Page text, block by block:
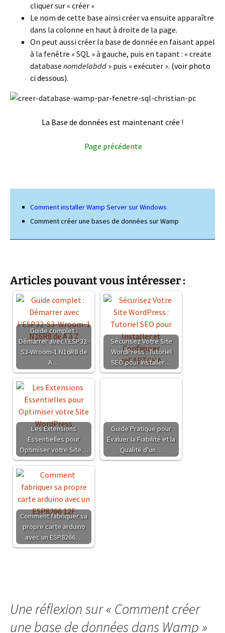
cliquer sur « créer »
Le nom de cette base ainsi créer va ensuite apparaître
dans la colonne en haut à droite de la page.
On peut aussi créer la base de donnée en faisant appel
à la fenêtre « SQL » à gauche, puis en tapant : « create
database nomdelabdd » puis « exécuter ». (voir photo
ci dessous).
La Base de données est maintenant crée !
Page précédente
Comment installer Wamp Server sur Windows
Comment créer une bases de données sur Wamp
Articles pouvant vous intéresser :
Guide complet :
Démarrer avec l'ESP32-
S3-Wroom-1 N16R8 de
A…
Sécurisez Votre Site
WordPress : Tutoriel
SEO pour Installer…
Les Extensions
Essentielles pour
Optimiser votre Site…
Guide Pratique pour
Évaluer la Fiabilité et la
Qualité d'un…
Comment fabriquer sa
propre carte arduino
avec un ESP8266…
Une réflexion sur « Comment créer
une base de données dans Wamp»